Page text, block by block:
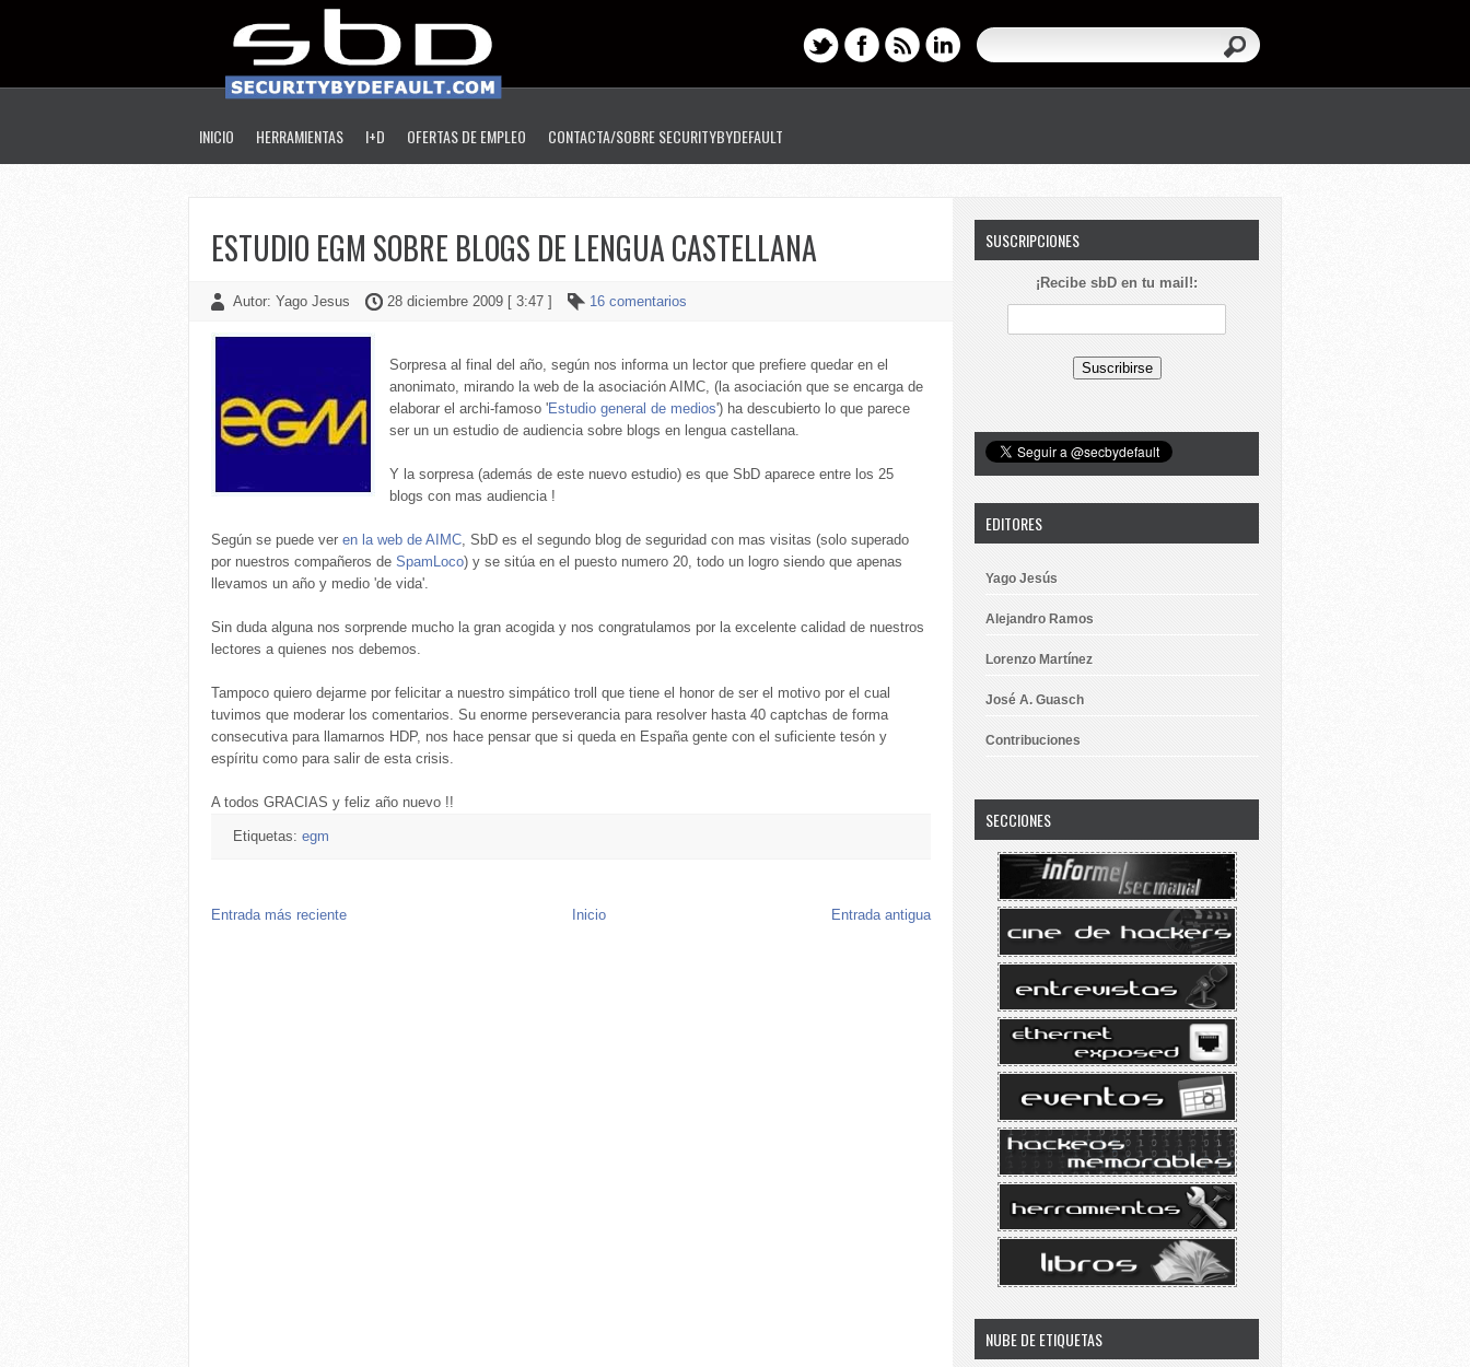
INICIO HERRAMIENTAS I+D OFERTAS DE EMPLEO CONTACTA/SOBRE SECURITYBYDEFAULT
ESTUDIO EGM SOBRE BLOGS DE LENGUA CASTELLANA
Autor: Yago Jesus 28 diciembre 2009 [ 3:47 ] 16 comentarios
Sorpresa al final del año, según nos informa un lector que prefiere quedar en el
anonimato, mirando la web de la asociación AIMC, (la asociación que se encarga de
elaborar el archi-famoso 'Estudio general de medios') ha descubierto lo que parece
ser un un estudio de audiencia sobre blogs en lengua castellana.
Y la sorpresa (además de este nuevo estudio) es que SbD aparece entre los 25
blogs con mas audiencia !
Según se puede ver en la web de AIMC, SbD es el segundo blog de seguridad con mas visitas (solo superado
por nuestros compañeros de SpamLoco) y se sitúa en el puesto numero 20, todo un logro siendo que apenas
llevamos un año y medio 'de vida'.
Sin duda alguna nos sorprende mucho la gran acogida y nos congratulamos por la excelente calidad de nuestros
lectores a quienes nos debemos.
Tampoco quiero dejarme por felicitar a nuestro simpático troll que tiene el honor de ser el motivo por el cual
tuvimos que moderar los comentarios. Su enorme perseverancia para resolver hasta 40 captchas de forma
consecutiva para llamarnos HDP, nos hace pensar que si queda en España gente con el suficiente tesón y
espíritu como para salir de esta crisis.
A todos GRACIAS y feliz año nuevo !!
Etiquetas: egm
Entrada más reciente Entrada antigua
Inicio
SUSCRIPCIONES
¡Recibe sbD en tu mail!:
EDITORES
Yago Jesús
Alejandro Ramos
Lorenzo Martínez
José A. Guasch
Contribuciones
SECCIONES
NUBE DE ETIQUETAS